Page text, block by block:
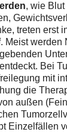
, wie Blut
treten erst
Meist
Bei
mit
die
außen
Einzelfällen